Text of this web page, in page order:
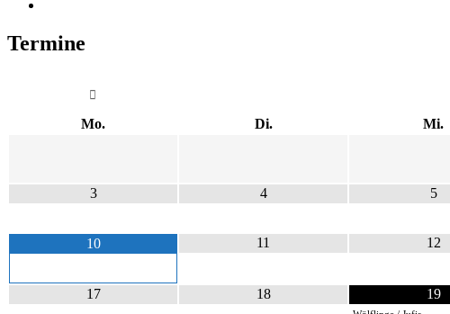
Termine
Mo. Di. Mi.
3 4 5
10 11 12
17 18 19